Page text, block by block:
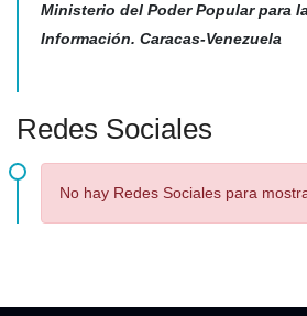
Ministerio del Poder Popular para
Información. Caracas-Venezuela
Redes Sociales
No hay Redes Sociales para